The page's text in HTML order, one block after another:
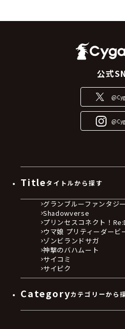
公式
Titleタイトルから探す
グランブルーファンタジー
Shadowverse
プリンセスコネクト！
ウマ娘 プリティーダービ
ゾンビランドサガ
神撃のバハムート
サイコミ
サイピク
Categoryカテゴリーから